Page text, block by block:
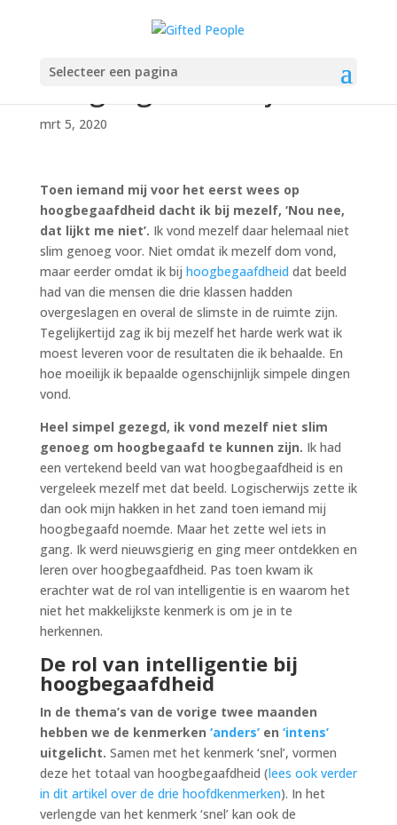
Selecteer een pagina
Slim genoeg om
hoogbegaafd te zijn?
mrt 5, 2020
Toen iemand mij voor het eerst wees op
hoogbegaafdheid dacht ik bij mezelf, ‘Nou nee,
dat lijkt me niet’. Ik vond mezelf daar helemaal niet
slim genoeg voor. Niet omdat ik mezelf dom vond,
maar eerder omdat ik bij hoogbegaafdheid dat beeld
had van die mensen die drie klassen hadden
overgeslagen en overal de slimste in de ruimte zijn.
Tegelijkertijd zag ik bij mezelf het harde werk wat ik
moest leveren voor de resultaten die ik behaalde. En
hoe moeilijk ik bepaalde ogenschijnlijk simpele dingen
vond.
Heel simpel gezegd, ik vond mezelf niet slim
genoeg om hoogbegaafd te kunnen zijn. Ik had
een vertekend beeld van wat hoogbegaafdheid is en
vergeleek mezelf met dat beeld. Logischerwijs zette ik
dan ook mijn hakken in het zand toen iemand mij
hoogbegaafd noemde. Maar het zette wel iets in
gang. Ik werd nieuwsgierig en ging meer ontdekken en
leren over hoogbegaafdheid. Pas toen kwam ik
erachter wat de rol van intelligentie is en waarom het
niet het makkelijkste kenmerk is om je in te
herkennen.
De rol van intelligentie bij
hoogbegaafdheid
In de thema’s van de vorige twee maanden
hebben we de kenmerken ‘anders’en ‘intens’
uitgelicht. Samen met het kenmerk ‘snel’, vormen
deze het totaal van hoogbegaafdheid (lees ook verder
in dit artikel over de drie hoofdkenmerken). In het
verlengde van het kenmerk ‘snel’ kan ook de